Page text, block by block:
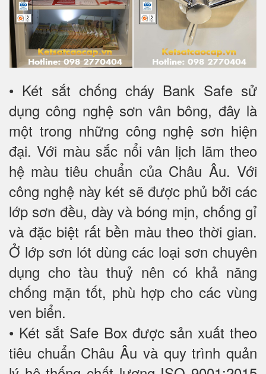
• Két sắt chống cháy Bank Safe sử
dụng công nghệ sơn vân bông, đây là
một trong những công nghệ sơn hiện
đại. Với màu sắc nổi vân lịch lãm theo
hệ màu tiêu chuẩn của Châu Âu. Với
công nghệ này két sẽ được phủ bởi các
lớp sơn đều, dày và bóng mịn, chống gỉ
và đặc biệt rất bền màu theo thời gian.
Ở lớp sơn lót dùng các loại sơn chuyên
dụng cho tàu thuỷ nên có khả năng
chống mặn tốt, phù hợp cho các vùng
ven biển.
• Két sắt Safe Box được sản xuất theo
tiêu chuẩn Châu Âu và quy trình quản